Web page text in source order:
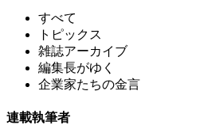
すべて
トピックス
雑誌アーカイブ
編集長がゆく
企業家たちの金言
連載執筆者